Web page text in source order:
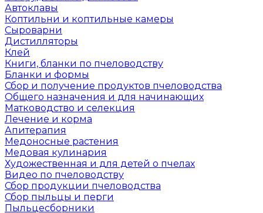
Автоклавы
Коптильни и коптильные камеры
Сыроварни
Дистилляторы
Клей
Книги, бланки по пчеловодству
Бланки и формы
Сбор и получение продуктов пчеловодства
Общего назначения и для начинающих
Матководство и селекция
Лечение и корма
Апитерапия
Медоносные растения
Медовая кулинария
Художественная и для детей о пчелах
Видео по пчеловодству
Сбор продукции пчеловодства
Сбор пыльцы и перги
Пыльцесборники